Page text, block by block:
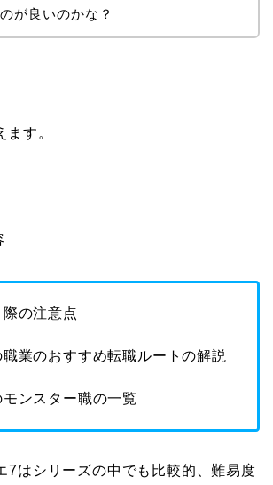
が良いのかな？
ます。
際の注意点
職業のおすすめ転職ルートの解説
モンスター職の一覧
7はシリーズの中でも比較的、難易度